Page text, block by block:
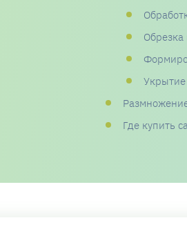
Обрезка
Где купить